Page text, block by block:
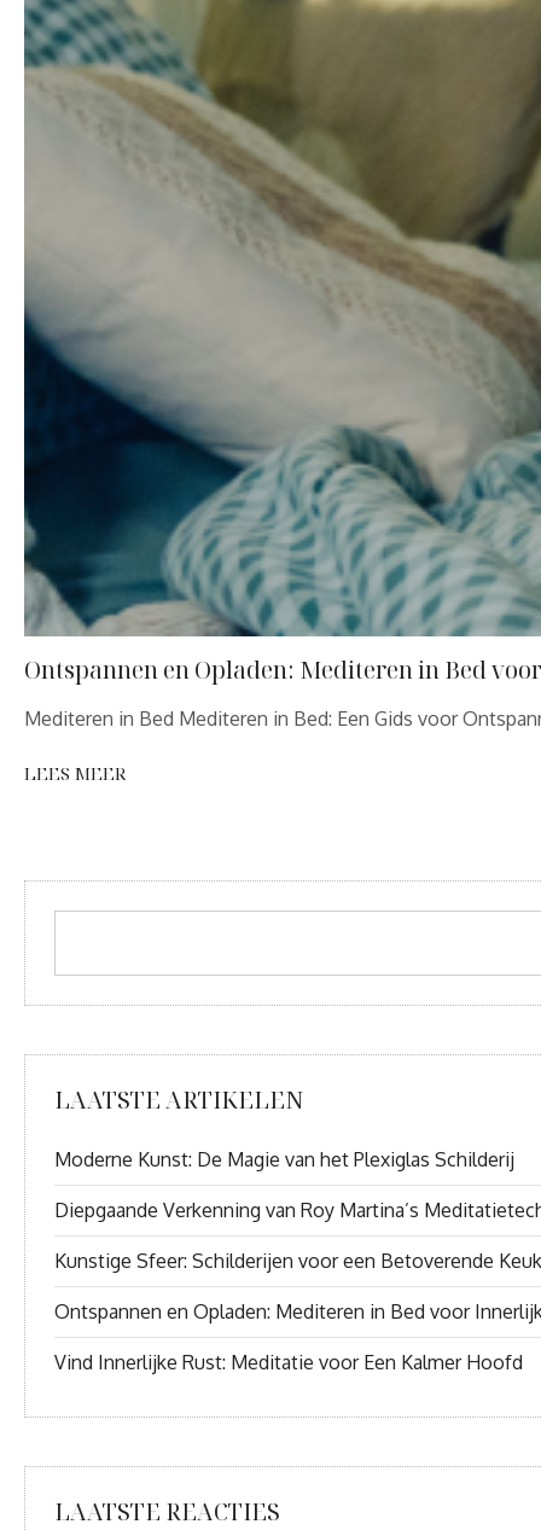
Ontspannen en Opladen: Mediteren in Bed
Mediteren in Bed Mediteren in Bed: Een Gids voor
LEES MEER
LAATSTE ARTIKELEN
Moderne Kunst: De Magie van het Plexiglas Schilderij
Diepgaande Verkenning van Roy Martina’s
Kunstige Sfeer: Schilderijen voor een Betoverende
Ontspannen en Opladen: Mediteren in Bed voor
Vind Innerlijke Rust: Meditatie voor Een Kalmer Hoofd
LAATSTE REACTIES